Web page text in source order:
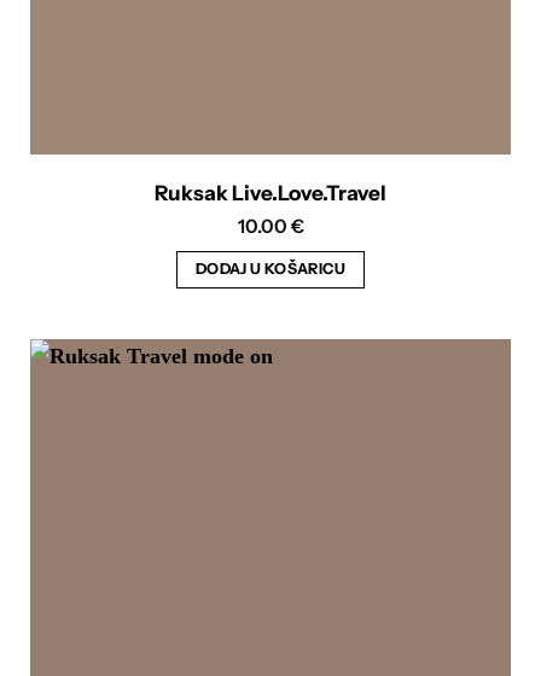
Ruksak Live.Love.Travel
10.00 €
DODAJ U KOŠARICU